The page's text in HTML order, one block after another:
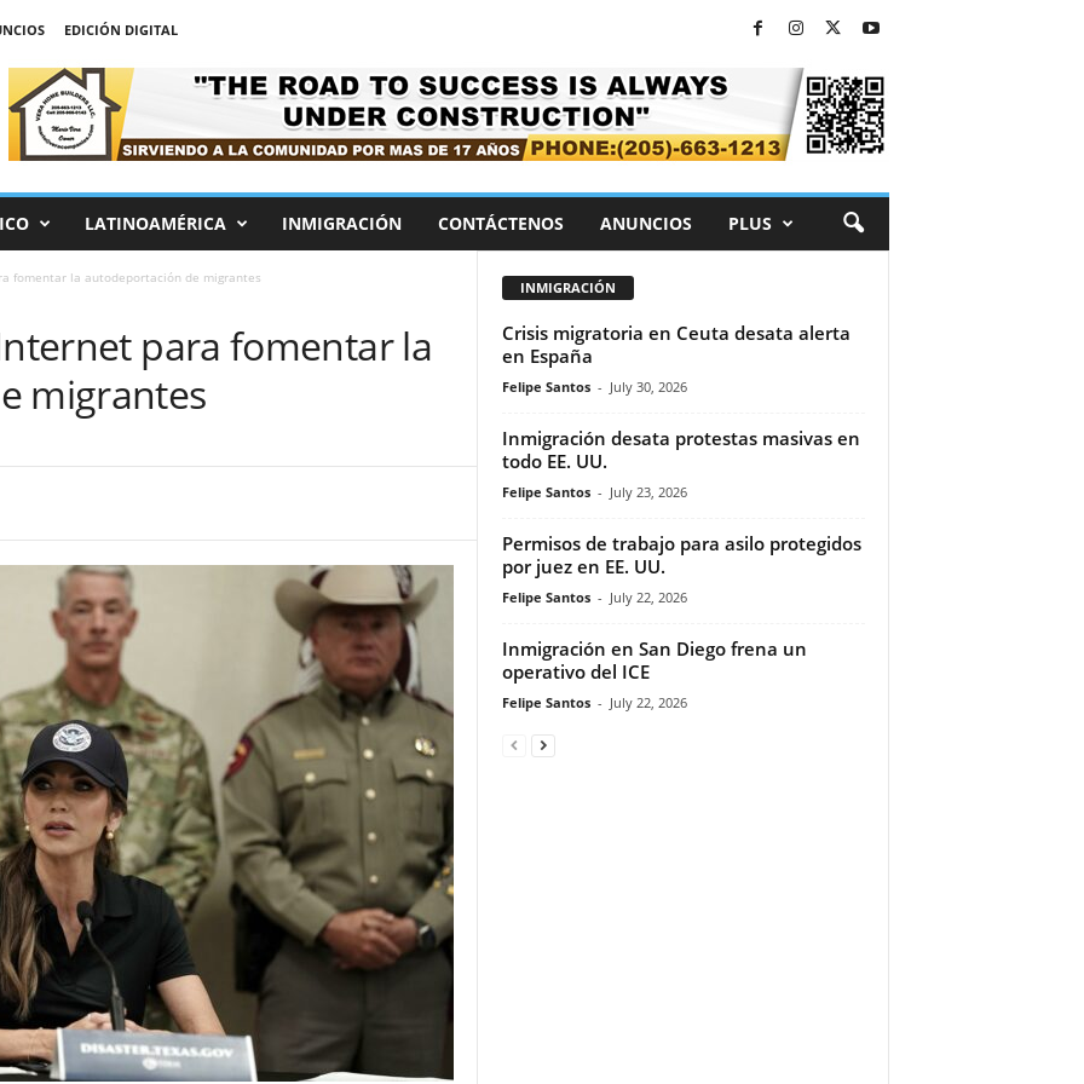
EDICIÓN DIGITAL
LATINOAMÉRICA INMIGRACIÓN CONTÁCTENOS ANUNCIOS PLUS
fomentar la autodeportación de migrantes
para fomentar la
migrantes
INMIGRACIÓN
Crisis migratoria en Ceuta desata alerta
en España
Felipe Santos - July 30, 2026
Inmigración desata protestas masivas en
todo EE. UU.
Felipe Santos - July 23, 2026
Permisos de trabajo para asilo protegidos
por juez en EE. UU.
Felipe Santos - July 22, 2026
Inmigración en San Diego frena un
operativo del ICE
Felipe Santos - July 22, 2026